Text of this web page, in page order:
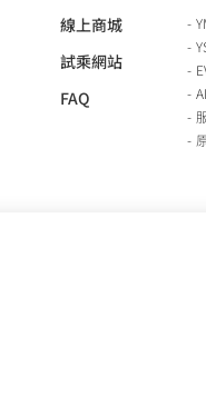
線上商城
試乘網站
FAQ